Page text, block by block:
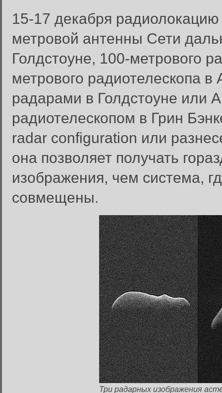
15-17 декабря
метровой антенны Сети
Голдстоуне, 100-метрового
метрового радиотелескопа
радарами в Голдстоуне или
радиотелескопом в Грин
radar configuration или
она позволяет получать
изображения, чем система,
совмещены.
Три радарных изображения